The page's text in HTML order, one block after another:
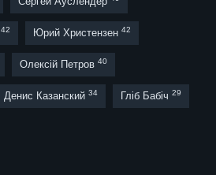
42 Юрий Христензен 42
Олексій Петров 40
Денис Казанский 34 Гліб Бабіч 29